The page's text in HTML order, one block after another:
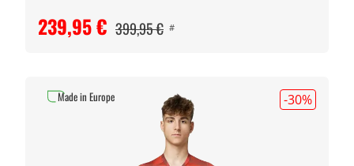
239,95 € 399,95 € #
-30%
Made in Europe